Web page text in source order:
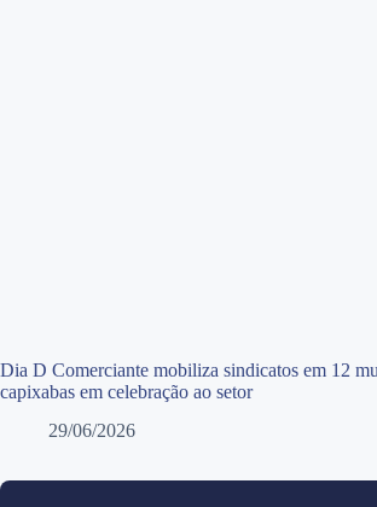
Dia D Comerciante mobiliza sindicatos em 12
capixabas em celebração ao setor
29/06/2026